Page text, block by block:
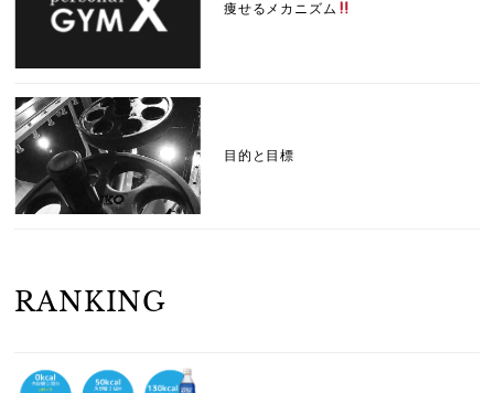
痩せるメカニズム
目的と目標
RANKING